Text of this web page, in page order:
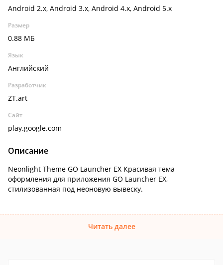
Android 2.x, Android 3.x, Android 4.x, Android 5.x
Размер
0.88 МБ
Язык
Английский
Разработчик
ZT.art
Сайт
play.google.com
Описание
Neonlight Theme GO Launcher EX Красивая тема
оформления для приложения GO Launcher EX,
стилизованная под неоновую вывеску.
Читать далее